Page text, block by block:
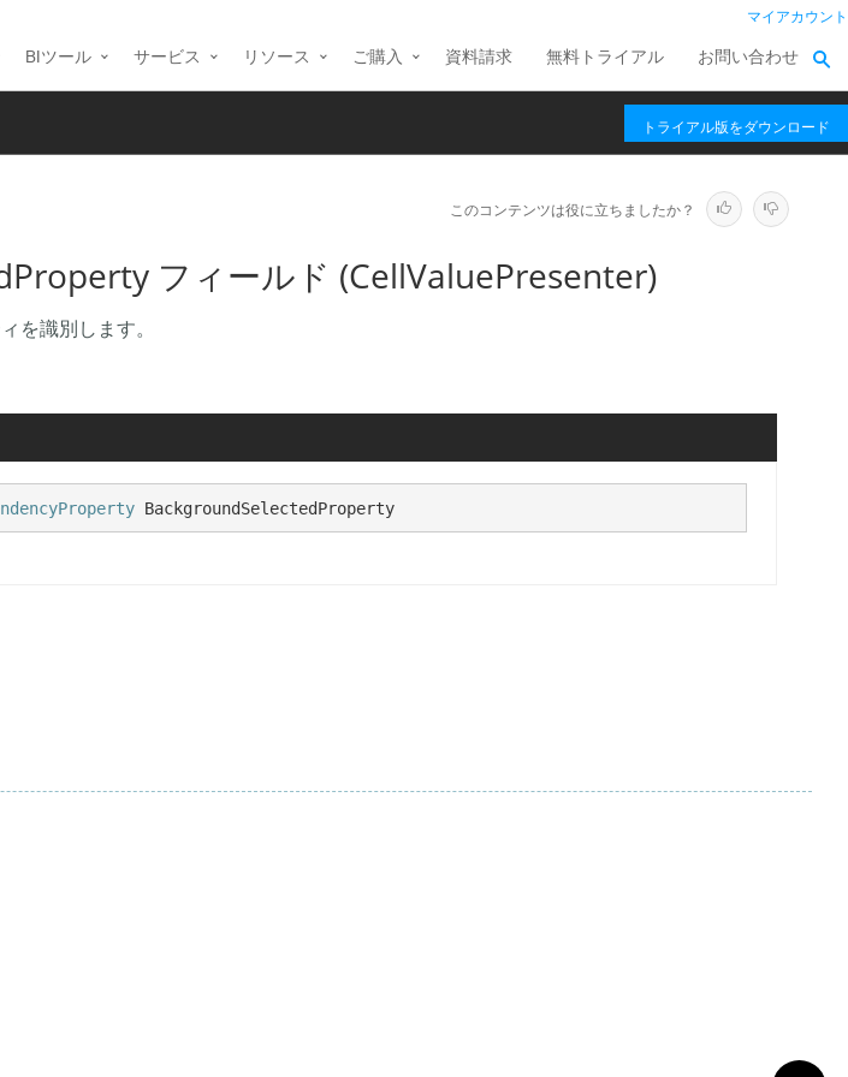
マイアカウント
BIツール サービス リソース ご購入 資料請求 無料トライアル お問い合わせ
トライアル版をダウンロード
このコンテンツは役に立ちましたか？
フィールド (CellValuePresenter)
を識別します。
BackgroundSelectedProperty